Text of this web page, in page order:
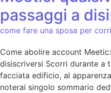
passaggi a
come fare una sposa per
Come abolire account
disiscriversi Scorri durante a
facciata edificio, al
noterai singolo sommario